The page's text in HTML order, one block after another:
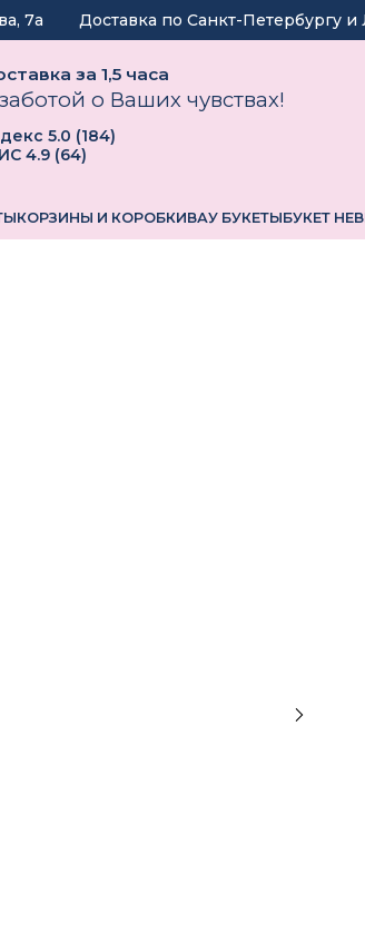
7а Доставка по Санкт-Петербургу
за 1,5 часа
о Ваших чувствах!
5.0 (184)
4.9 (64)
КОРЗИНЫ И КОРОБКИВАУ БУКЕТЫБУКЕТ